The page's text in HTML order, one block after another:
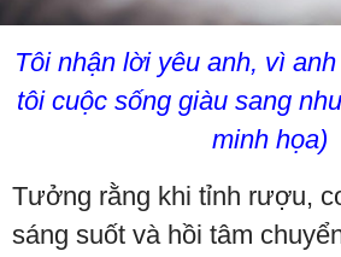
Tôi nhận lời yêu anh, vì
tôi cuộc sống giàu sang
minh họa)
Tưởng rằng khi tỉnh rượu,
sáng suốt và hồi tâm